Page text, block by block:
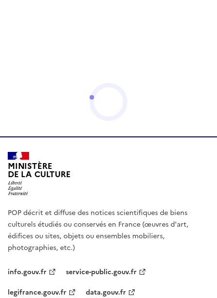
MINISTÈRE
DE LA CULTURE
POP décrit et diffuse des notices scientifiques de biens
culturels étudiés ou conservés en France (œuvres d'art,
édifices ou sites, objets ou ensembles mobiliers,
photographies, etc.)
info.gouv.fr
service-public.gouv.fr
legifrance.gouv.fr
data.gouv.fr